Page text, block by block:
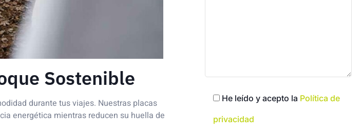
Sostenible
durante tus viajes. Nuestras placas
energética mientras reducen su huella de
He leído y acepto la Política de
privacidad